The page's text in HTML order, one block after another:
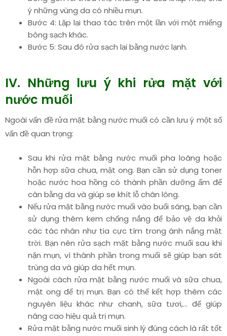
ý những vùng da có nhiều mụn.
Bước 4: Lặp lại thao tác trên một lần với một miếng
bông sạch khác.
Bước 5: Sau đó rửa sạch lại bằng nước lạnh.
IV. Những lưu ý khi rửa mặt với
nước muối
Ngoài vấn đề rửa mặt bằng nước muối có cần lưu ý một số
vấn đề quan trọng:
Sau khi rửa mặt bằng nước muối pha loãng hoặc
hỗn hợp sữa chua, mật ong. Bạn cần sử dụng toner
hoặc nước hoa hồng có thành phần dưỡng ẩm để
cân bằng da và giúp se khít lỗ chân lông.
Nếu rửa mặt bằng nước muối vào buổi sáng, bạn cần
sử dụng thêm kem chống nắng để bảo vệ da khỏi
các tác nhân như tia cực tím trong ánh nắng mặt
trời. Bạn nên rửa sạch mặt bằng nước muối sau khi
nặn mụn, vì thành phần trong muối sẽ giúp bạn sát
trùng da và giúp da hết mụn.
Ngoài cách rửa mặt bằng nước muối và sữa chua,
mật ong để trị mụn. Bạn có thể kết hợp thêm các
nguyên liệu khác như chanh, sữa tươi,… để giúp
nâng cao hiệu quả trị mụn.
Rửa mặt bằng nước muối sinh lý đúng cách là rất tốt